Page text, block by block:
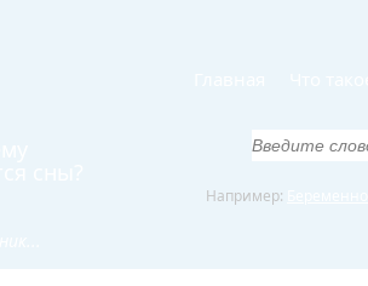
Например: